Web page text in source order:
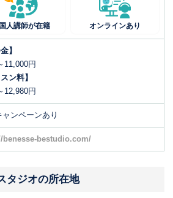
人講師が在籍 オンラインあり
】
11,000円
ン料】
12,980円
ャンペーンあり
benesse-bestudio.com/
タジオの所在地